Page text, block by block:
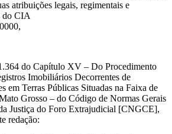
atribuições legais, regimentais e
do CIA
do Capítulo XV – Do Procedimento
Imobiliários Decorrentes de
em Terras Públicas Situadas na Faixa de
Grosso – do Código de Normas Gerais
Justiça do Foro Extrajudicial [CNGCE],
redação: